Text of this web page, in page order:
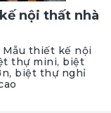
nội thất nhà
Mẫu thiết kế nội
thự mini, biệt
biệt thự nghỉ